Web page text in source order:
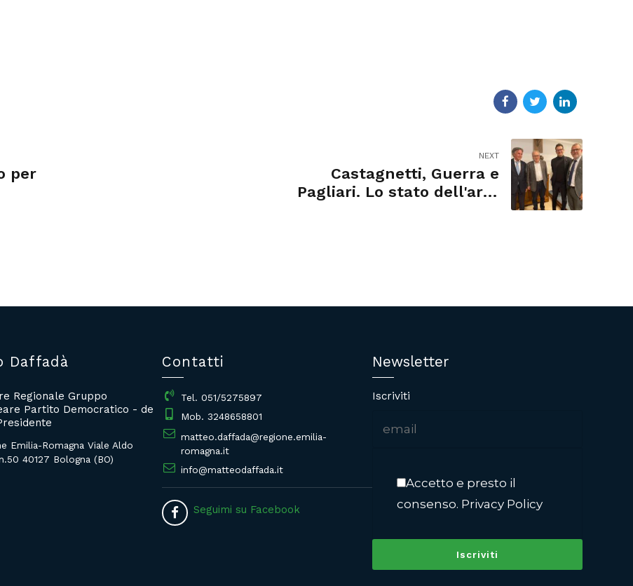
per
NEXT
Castagnetti, Guerra e
Pagliari. Lo stato dell'arte
Daffadà
Regionale Gruppo
Partito Democratico - de
Emilia-Romagna Viale Aldo
40127 Bologna (BO)
Contatti
Tel. 051/5275897
Mob. 3248658801
matteo.daffada@regione.emilia-
romagna.it
info@matteodaffada.it
Seguimi su Facebook
Newsletter
Iscriviti
Accetto e presto il
consenso. Privacy Policy